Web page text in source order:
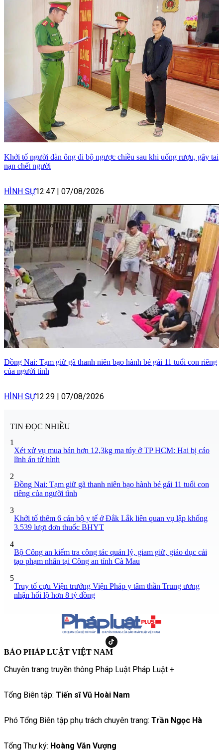
Khởi tố người đàn ông đi bộ ngược chiều sau khi uống rượu, gây tai
nạn chết người
HÌNH SỰ12:47 | 07/08/2026
Đồng Nai: Tạm giữ gã thanh niên bạo hành bé gái 11 tuổi con riêng
của người tình
HÌNH SỰ12:29 | 07/08/2026
TIN ĐỌC NHIỀU
1
Xét xử vụ mua bán hơn 12,3kg ma túy ở TP HCM: Hai bị cáo
lĩnh án tử hình
2
Đồng Nai: Tạm giữ gã thanh niên bạo hành bé gái 11 tuổi con
riêng của người tình
3
Khởi tố thêm 6 cán bộ y tế ở Đắk Lắk liên quan vụ lập khống
3.539 lượt đơn thuốc BHYT
4
Bộ Công an kiểm tra công tác quản lý, giam giữ, giáo dục cải
tạo phạm nhân tại Công an tỉnh Cà Mau
5
Truy tố cựu Viện trưởng Viện Pháp y tâm thần Trung ương
nhận hối lộ hơn 8 tỷ đồng
BÁO PHÁP LUẬT VIỆT NAM
Chuyên trang truyền thông Pháp Luật Pháp Luật +
Tổng Biên tập: Tiến sĩ Vũ Hoài Nam
Phó Tổng Biên tập phụ trách chuyên trang: Trần Ngọc Hà
Tổng Thư ký: Hoàng Văn Vượng